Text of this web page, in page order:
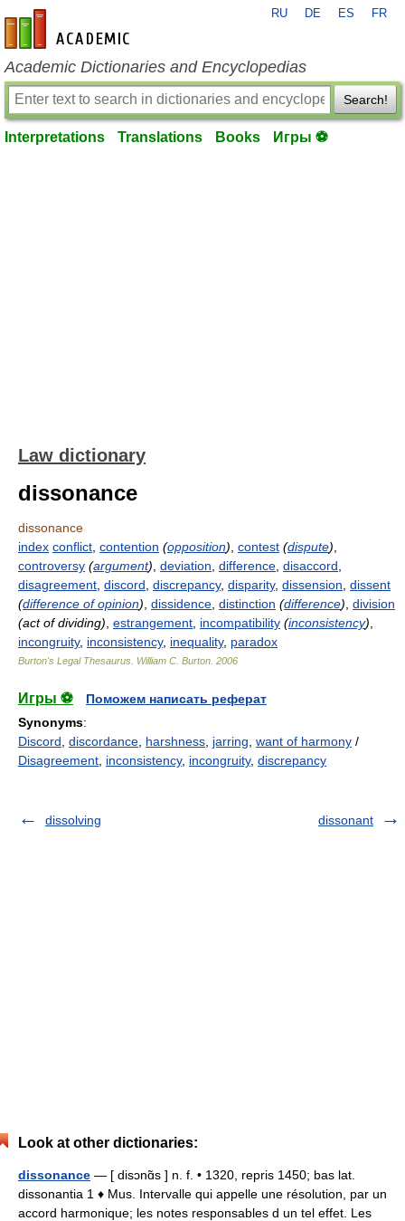
en-academic.com
RU DE ES FR
Academic Dictionaries and Encyclopedias
Search!
Interpretations Translations Books Игры ⚽
Law dictionary
dissonance
dissonance
index conflict contention (opposition) contest (dispute)
controversy (argument) deviation difference disaccord
disagreement discord discrepancy, disparity, dissension dissent
(difference of opinion) dissidence distinction (difference) division
(act of dividing) estrangement incompatibility (inconsistency)
incongruity, inconsistency, inequality, paradox
Burton's Legal Thesaurus. William C. Burton 2006
Игры ⚽
Поможем написать реферат
Synonyms:
Discord discordance harshness jarring want of harmony /
Disagreement inconsistency, incongruity, discrepancy
dissolving dissonant
Look at other dictionaries:
dissonance — [ disɔnɑ̃s ] n. f. • 1320, repris 1450; bas lat.
dissonantia 1 ♦ Mus. Intervalle qui appelle une résolution, par un
accord harmonique; les notes responsables d un tel effet. Les